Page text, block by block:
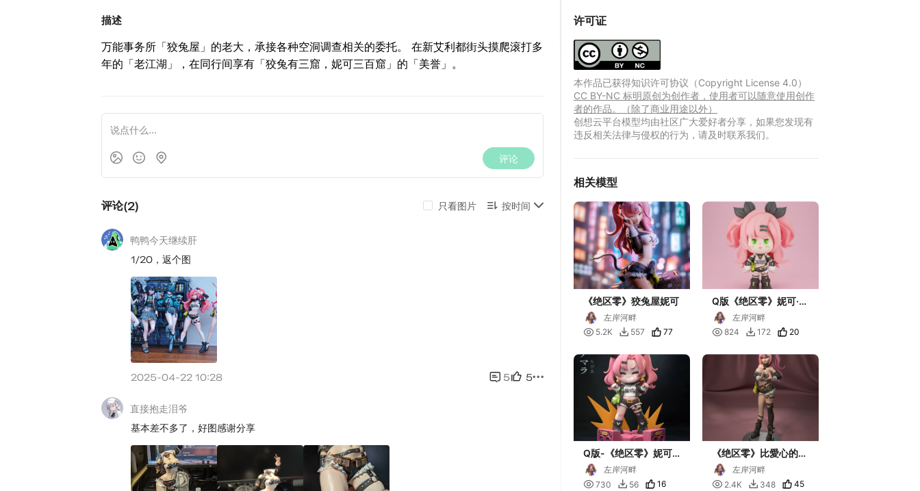
描述
万能事务所「狡兔屋」的老大，承接各种空洞调查相关的委托。 在新艾利都街头摸爬滚打多
年的「老江湖」，在同行间享有「狡兔有三窟，妮可三百窟」的「美誉」。
许可证
本作品已获得知识许可协议（Copyright License 4.0）
CC BY-NC 标明原创为创作者，使用者可以随意使用创作
者的作品。（除了商业用途以外）
创想云平台模型均由社区广大爱好者分享，如果您发现有
违反相关法律与侵权的行为，请及时联系我们。
相关模型
《绝区零》狡兔屋妮可
左岸河畔
 5.2K  557 77
Q版《绝区零》妮可·德
玛拉
左岸河畔
 824  172 20
Q版-《绝区零》妮可·
德玛拉左岸河畔
 730  56 16
《绝区零》比愛心的妮
可
左岸河畔
 2.4K  348 45